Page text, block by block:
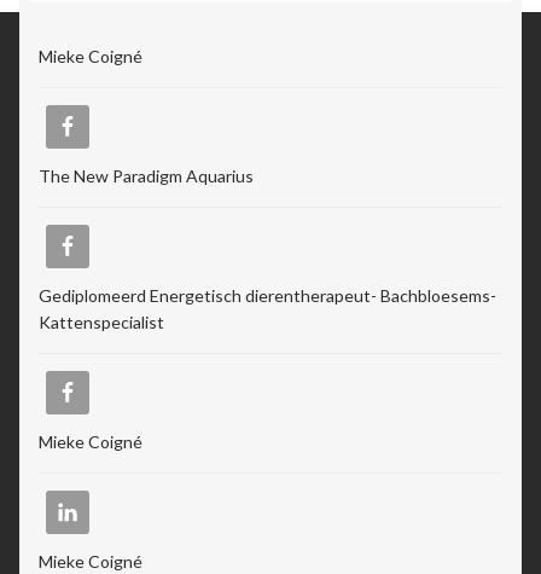
Mieke Coigné
The New Paradigm Aquarius
Gediplomeerd Energetisch dierentherapeut- Bachbloesems-
Kattenspecialist
Mieke Coigné
Mieke Coigné